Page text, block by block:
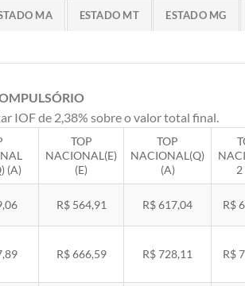
MA ESTADO MT ESTADO MG
IOF de 2,38% sobre o valor total final.
(A)
TOP
NACIONAL(E)
(E)
TOP
NACIONAL(Q)
(A)
2
R$ 564,91 R$ 617,04 R$
R$ 666,59 R$ 728,11 R$